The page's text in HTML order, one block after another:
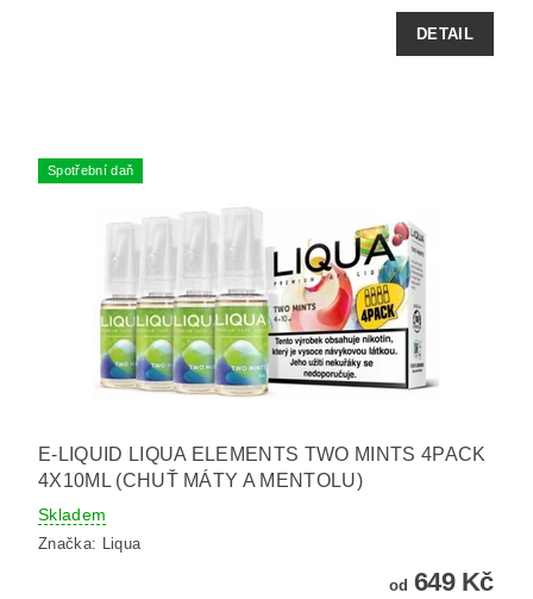
DETAIL
Spotřební daň
E-LIQUID LIQUA ELEMENTS TWO MINTS 4PACK
4X10ML (CHUŤ MÁTY A MENTOLU)
Skladem
Značka: Liqua
od 649 Kč